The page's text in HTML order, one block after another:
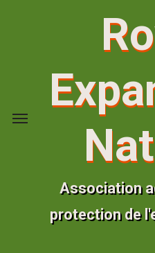
Association
protection de